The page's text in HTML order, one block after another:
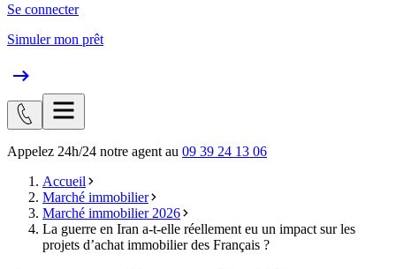
Se connecter
Simuler mon prêt
Appelez 24h/24 notre agent au 09 39 24 13 06
Accueil
Marché immobilier
Marché immobilier 2026
La guerre en Iran a-t-elle réellement eu un impact sur les
projets d’achat immobilier des Français ?